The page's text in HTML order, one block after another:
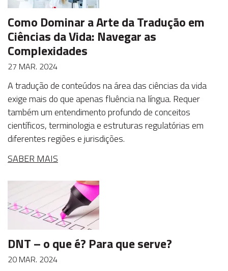
Como Dominar a Arte da Tradução em
Ciências da Vida: Navegar as
Complexidades
27 MAR. 2024
A tradução de conteúdos na área das ciências da vida
exige mais do que apenas fluência na língua. Requer
também um entendimento profundo de conceitos
científicos, terminologia e estruturas regulatórias em
diferentes regiões e jurisdições.
SABER MAIS
DNT – o que é? Para que serve?
20 MAR. 2024